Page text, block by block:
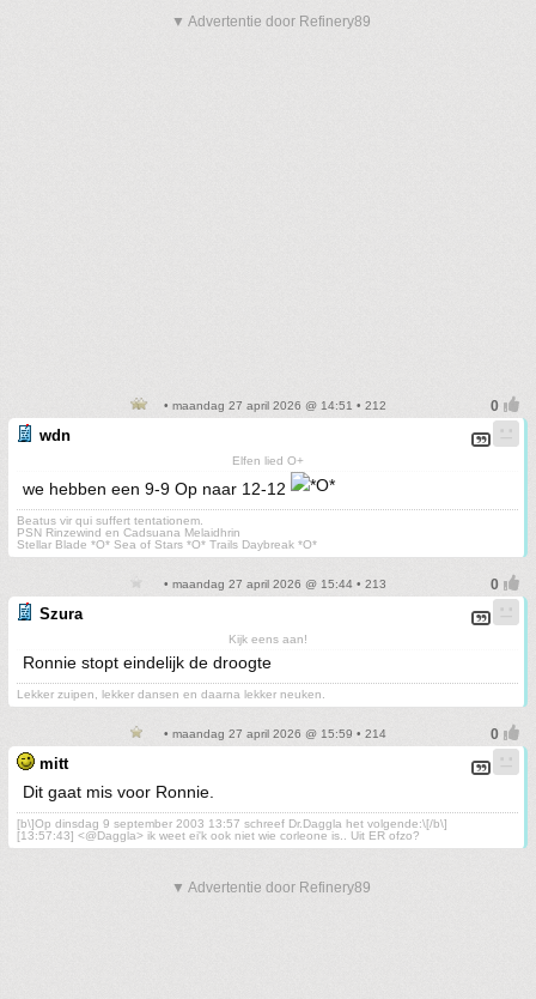
▼ Advertentie door Refinery89
• maandag 27 april 2026 @ 14:51 • 212
wdn
Elfen lied O+
we hebben een 9-9 Op naar 12-12
Beatus vir qui suffert tentationem.
PSN Rinzewind en Cadsuana Melaidhrin
Stellar Blade *O* Sea of Stars *O* Trails Daybreak *O*
• maandag 27 april 2026 @ 15:44 • 213
Szura
Kijk eens aan!
Ronnie stopt eindelijk de droogte
Lekker zuipen, lekker dansen en daarna lekker neuken.
• maandag 27 april 2026 @ 15:59 • 214
mitt
Dit gaat mis voor Ronnie.
[b\]Op dinsdag 9 september 2003 13:57 schreef Dr.Daggla het volgende:\[/b\]
[13:57:43] <@Daggla> ik weet ei'k ook niet wie corleone is.. Uit ER ofzo?
▼ Advertentie door Refinery89